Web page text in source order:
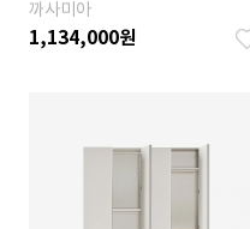
까사미아
1,134,000원